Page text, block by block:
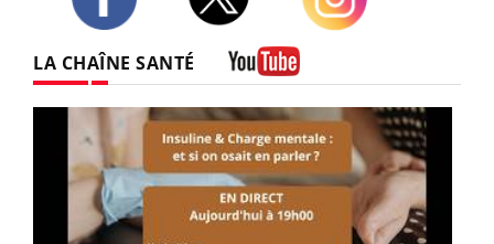
LA CHAÎNE SANTÉ